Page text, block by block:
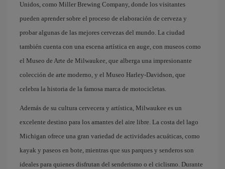
Unidos, como Miller Brewing Company, donde los visitantes
pueden aprender sobre el proceso de elaboración de cerveza y
probar algunas de las mejores cervezas del mundo. La ciudad
también cuenta con una escena artística en auge, con museos como
el Museo de Arte de Milwaukee, que alberga una impresionante
colección de arte moderno, y el Museo Harley-Davidson, que
celebra la historia de la famosa marca de motocicletas.
Además de su cultura cervecera y artística, Milwaukee es un
excelente destino para los amantes del aire libre. La costa del lago
Michigan ofrece una gran variedad de actividades acuáticas, como
kayak y paseos en bote, mientras que sus parques y senderos son
ideales para quienes disfrutan del senderismo o el ciclismo. Durante